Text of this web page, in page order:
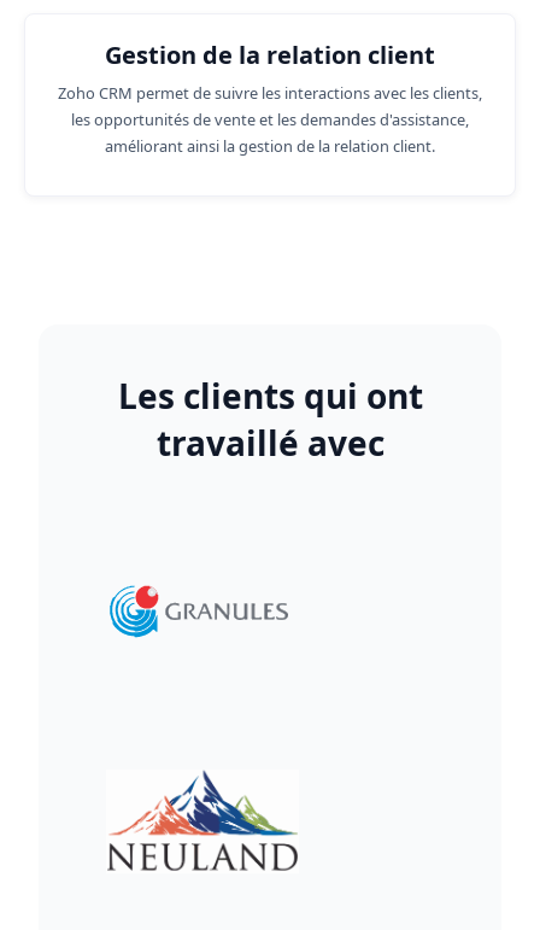
Gestion de la relation client
Zoho CRM permet de suivre les interactions avec les clients,
les opportunités de vente et les demandes d'assistance,
améliorant ainsi la gestion de la relation client.
Les clients qui ont
travaillé avec